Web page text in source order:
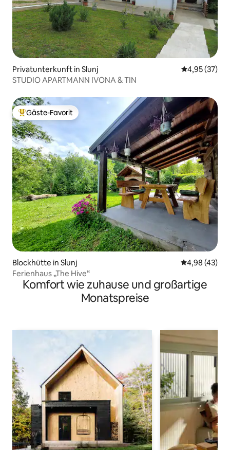
Privatunterkunft in Slunj
4,95 (37)
STUDIO APARTMANN IVONA & TIN
Beliebter Gäste-Favorit.
Gäste-Favorit
Blockhütte in Slunj
4,98 (43)
Ferienhaus „The Hive“
Komfort wie zuhause und großartige
Monatspreise